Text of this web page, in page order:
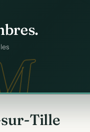
Tille